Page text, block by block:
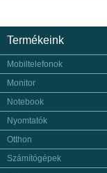
Termékeink
Mobiltelefonok
Monitor
Notebook
Nyomtatók
Otthon
Számítógépek